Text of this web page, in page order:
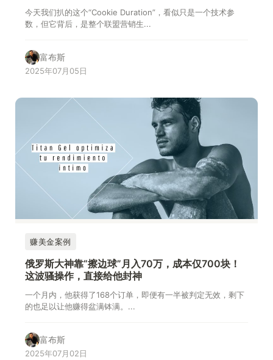
今天我们扒的这个“Cookie Duration”，看似只是一个技术参
数，但它背后，是整个联盟营销生...
富布斯
2025年07月05日
赚美金案例
俄罗斯大神靠“擦边球”月入70万，成本仅700块！
这波骚操作，直接给他封神
一个月内，他获得了168个订单，即便有一半被判定无效，剩下
的也足以让他赚得盆满钵满。...
富布斯
2025年07月02日